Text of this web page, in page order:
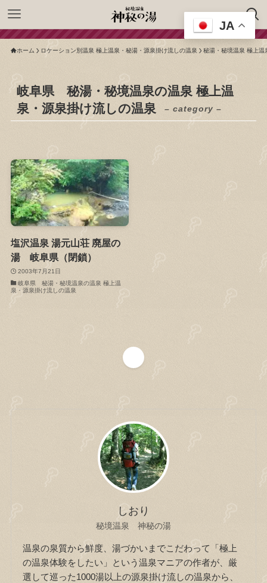
ホーム ロケーション別温泉 極上温泉・秘湯・源泉掛け流しの温泉 秘湯・秘境温泉 極上温
岐阜県 秘湯・秘境温泉の温泉 極上温
泉・源泉掛け流しの温泉
– category –
塩沢温泉 湯元山荘 廃屋の
湯 岐阜県（閉鎖）
2003年7月21日
岐阜県 秘湯・秘境温泉の温泉 極上温
泉・源泉掛け流しの温泉
しおり
秘境温泉 神秘の湯
温泉の泉質から鮮度、湯づかいまでこだわって「極上
の温泉体験をしたい」という温泉マニアの作者が、厳
選して巡った1000湯以上の源泉掛け流しの温泉から、
JA